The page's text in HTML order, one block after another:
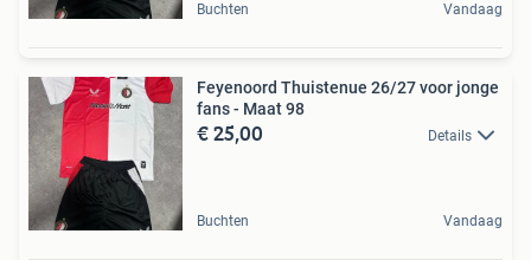
Buchten Vandaag
Feyenoord Thuistenue 26/27 voor jonge
fans - Maat 98
€ 25,00 Details
Buchten Vandaag